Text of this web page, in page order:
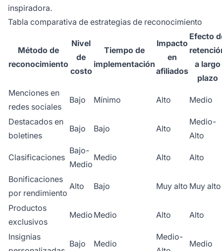
inspiradora.
Tabla comparativa de estrategias de reconocimiento
Método de
reconocimiento
Nivel
de
costo
Tiempo de
implementación
Impacto
en
afiliados
Efecto
a largo
plazo
Menciones en
redes sociales
Bajo Mínimo Alto Medio
Destacados en
boletines
Bajo Bajo Alto
Medio-
Alto
Clasificaciones
Bajo-
Medio
Medio Alto Alto
Bonificaciones
por rendimiento
Alto Bajo Muy alto Muy alto
Productos
exclusivos
Medio Medio Alto Alto
Insignias
Bajo Medio
Medio-
Medio